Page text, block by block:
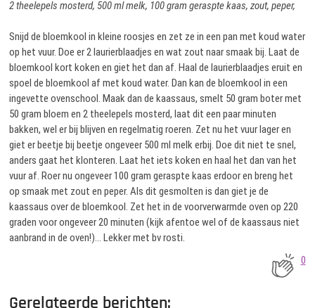
2 theelepels mosterd, 500 ml melk, 100 gram geraspte kaas, zout, peper,
Snijd de bloemkool in kleine roosjes en zet ze in een pan met koud water
op het vuur. Doe er 2 laurierblaadjes en wat zout naar smaak bij. Laat de
bloemkool kort koken en giet het dan af. Haal de laurierblaadjes eruit en
spoel de bloemkool af met koud water. Dan kan de bloemkool in een
ingevette ovenschool. Maak dan de kaassaus, smelt 50 gram boter met
50 gram bloem en 2 theelepels mosterd, laat dit een paar minuten
bakken, wel er bij blijven en regelmatig roeren. Zet nu het vuur lager en
giet er beetje bij beetje ongeveer 500 ml melk erbij. Doe dit niet te snel,
anders gaat het klonteren. Laat het iets koken en haal het dan van het
vuur af. Roer nu ongeveer 100 gram geraspte kaas erdoor en breng het
op smaak met zout en peper. Als dit gesmolten is dan giet je de
kaassaus over de bloemkool. Zet het in de voorverwarmde oven op 220
graden voor ongeveer 20 minuten (kijk afentoe wel of de kaassaus niet
aanbrand in de oven!)… Lekker met bv rosti.
0
Gerelateerde berichten: